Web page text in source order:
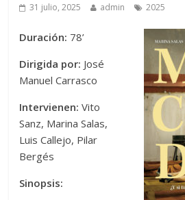
31 julio, 2025 admin 2025
Duración: 78’
Dirigida por: José
Manuel Carrasco
Intervienen: Vito
Sanz, Marina Salas,
Luis Callejo, Pilar
Bergés
Sinopsis: